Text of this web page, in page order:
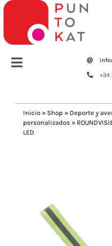
Saltar
contenido
Toggle
Tazas y botellas
+34
Inicio » Shop » Deporte y
personalizados »
LED